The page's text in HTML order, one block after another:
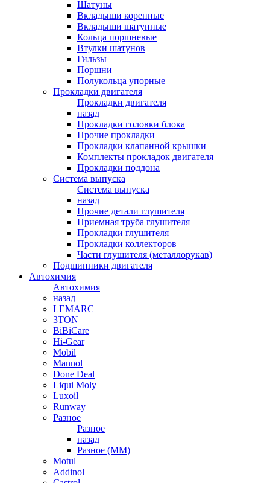
Шатуны
Вкладыши коренные
Вкладыши шатунные
Кольца поршневые
Втулки шатунов
Гильзы
Поршни
Полукольца упорные
Прокладки двигателя
Прокладки двигателя
назад
Прокладки головки блока
Прочие прокладки
Прокладки клапанной крышки
Комплекты прокладок двигателя
Прокладки поддона
Система выпуска
Система выпуска
назад
Прочие детали глушителя
Приемная труба глушителя
Прокладки глушителя
Прокладки коллекторов
Части глушителя (металлорукав)
Подшипники двигателя
Автохимия
Автохимия
назад
LEMARC
3TON
BiBiCare
Hi-Gear
Mobil
Mannol
Done Deal
Liqui Moly
Luxoil
Runway
Разное
Разное
назад
Разное (ММ)
Motul
Addinol